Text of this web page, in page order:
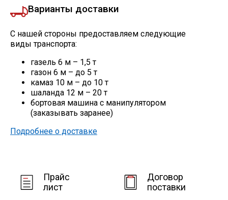
Варианты доставки
С нашей стороны предоставляем следующие
виды транспорта:
газель 6 м – 1,5 т
газон 6 м – до 5 т
камаз 10 м – до 10 т
шаланда 12 м – 20 т
бортовая машина с манипулятором
(заказывать заранее)
Подробнее о доставке
Прайс
лист
Договор
поставки